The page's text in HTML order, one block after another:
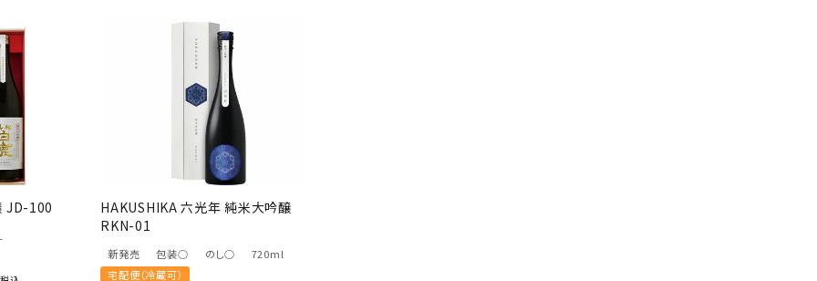
JD-100
HAKUSHIKA 六光年 純米大吟醸
RKN-01
新発売 包装○ のし○
720ml
宅配便（冷蔵可）